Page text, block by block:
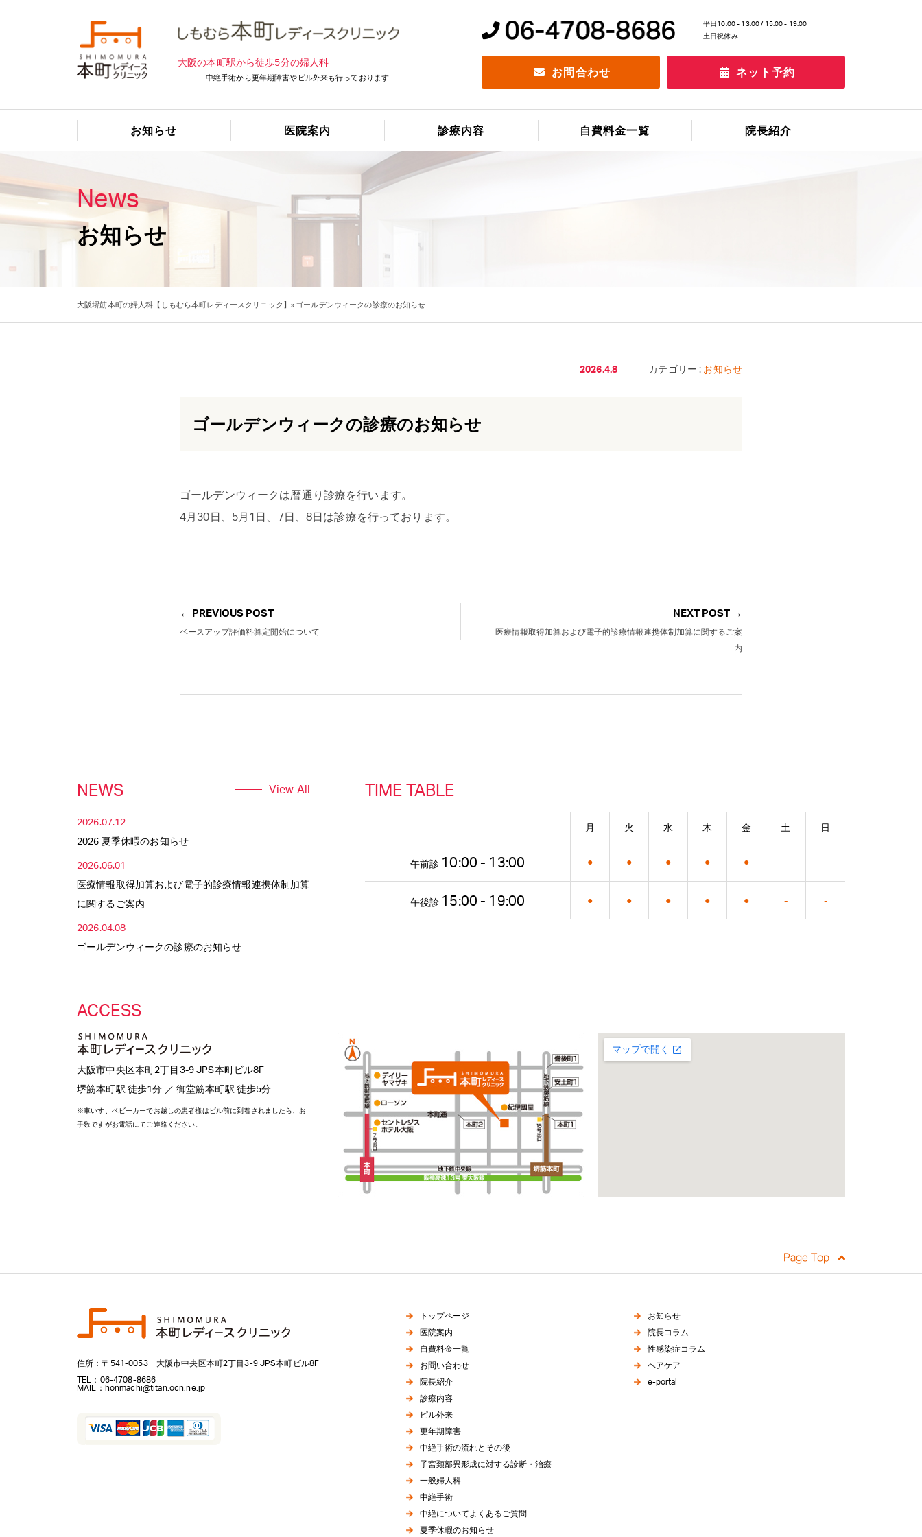
大阪の本町駅から徒歩5分の婦人科
中絶手術から更年期障害やピル外来も行っております
平日10:00 - 13:00 / 15:00 - 19:00
土日祝休み
お問合わせ ネット予約
お知らせ 医院案内 診療内容 自費料金一覧 院長紹介
News
お知らせ
大阪堺筋本町の婦人科【しもむら本町レディースクリニック】 » ゴールデンウィークの診療のお知らせ
2026.4.8 カテゴリー : お知らせ
ゴールデンウィークの診療のお知らせ
ゴールデンウィークは暦通り診療を行います。
4月30日、5月1日、7日、8日は診療を行っております。
ベースアップ評価料算定開始について
医療情報取得加算および電子的診療情報連携体制加算に関するご案
内
NEWS View All
2026.07.12
2026 夏季休暇のお知らせ
2026.06.01
医療情報取得加算および電子的診療情報連携体制加算
に関するご案内
2026.04.08
ゴールデンウィークの診療のお知らせ
TIME TABLE
月 火 水 木 金 土 日
午前診 10:00 - 13:00 ● ● ● ● ● - -
午後診 15:00 - 19:00 ● ● ● ● ● - -
ACCESS
大阪市中央区本町2丁目3-9 JPS本町ビル8F
堺筋本町駅 徒歩1分 ／ 御堂筋本町駅 徒歩5分
※車いす、ベビーカーでお越しの患者様はビル前に到着されましたら、お
手数ですがお電話にてご連絡ください。
住所：〒541-0053 大阪市中央区本町2丁目3-9 JPS本町ビル8F
TEL： 06-4708-8686
MAIL：honmachi@titan.ocn.ne.jp
トップページ
医院案内
自費料金一覧
お問い合わせ
院長紹介
診療内容
ピル外来
更年期障害
中絶手術の流れとその後
子宮頚部異形成に対する診断・治療
一般婦人科
中絶手術
中絶についてよくあるご質問
夏季休暇のお知らせ
お知らせ
院長コラム
性感染症コラム
ヘアケア
e-portal